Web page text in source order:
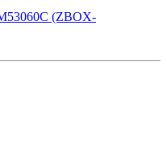
(ZBOX-